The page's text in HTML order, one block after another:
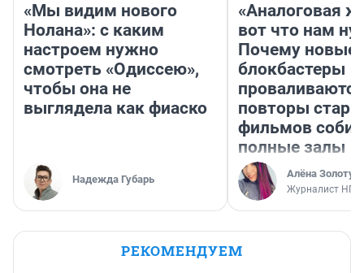
«Мы видим нового
Нолана»: с каким
настроем нужно
смотреть «Одиссею»,
чтобы она не
выглядела как фиаско
Надежда Губарь
«Аналоговая
вот что нам
Почему новые
блокбастеры
повторы
фильмов
полные залы
Алёна
Журналист НГС
РЕКОМЕНДУЕМ